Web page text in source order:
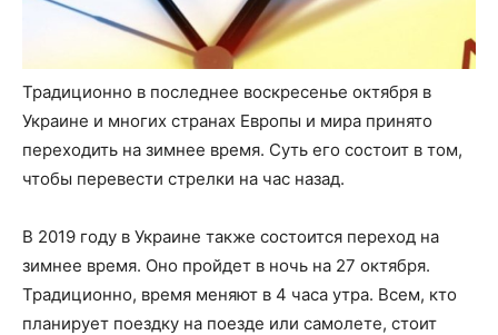
Традиционно в последнее воскресенье октября в
Украине и многих странах Европы и мира принято
переходить на зимнее время. Суть его состоит в том,
чтобы перевести стрелки на час назад.
В 2019 году в Украине также состоится переход на
зимнее время. Оно пройдет в ночь на 27 октября.
Традиционно, время меняют в 4 часа утра. Всем, кто
планирует поездку на поезде или самолете, стоит